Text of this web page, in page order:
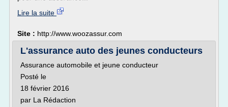
Lire la suite
Site : http://www.woozassur.com
L'assurance auto des jeunes conducteurs
Assurance automobile et jeune conducteur
Posté le
18 février 2016
par La Rédaction